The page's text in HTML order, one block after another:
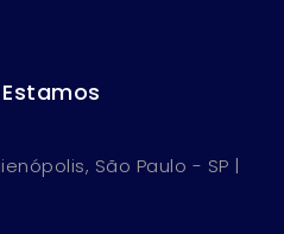
São Paulo - SP |